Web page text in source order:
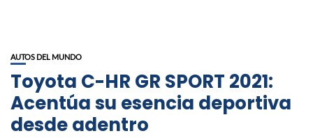
AUTOS DEL MUNDO
Toyota C-HR GR SPORT 2021:
Acentúa su esencia deportiva
desde adentro